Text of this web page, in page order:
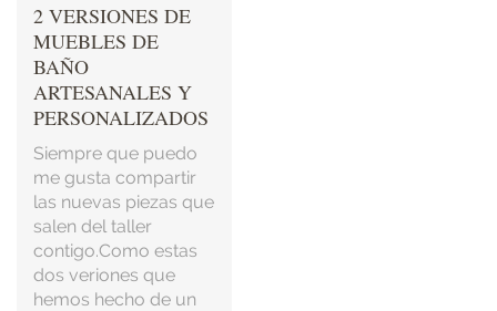
2 VERSIONES DE
MUEBLES DE
BAÑO
ARTESANALES Y
PERSONALIZADOS
Siempre que puedo
me gusta compartir
las nuevas piezas que
salen del taller
contigo.Como estas
dos veriones que
hemos hecho de un